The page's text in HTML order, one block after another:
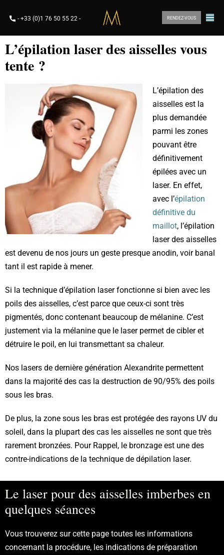
- +33 (0)1 76 50 55 22 - RENDEZ-VOUS
L’épilation laser des aisselles vous
tente ?
L’épilation des
aisselles est la
plus demandée
parmi les zones
pouvant être
définitivement
épilées avec un
laser. En effet,
avec l’épilation
définitive du
maillot, l’épilation
laser des aisselles
est devenu de nos jours un geste presque anodin, voir banal
tant il est rapide à mener.
Si la technique d’épilation laser fonctionne si bien avec les
poils des aisselles, c’est parce que ceux-ci sont très
pigmentés, donc contenant beaucoup de mélanine. C’est
justement via la mélanine que le laser permet de cibler et
détruire le poil, en lui transmettant sa chaleur.
Nos lasers de dernière génération Alexandrite permettent
dans la majorité des cas la destruction de 90/95% des poils
sous les bras.
De plus, la zone sous les bras est protégée des rayons UV du
soleil, dans la plupart des cas les aisselles ne sont que très
rarement bronzées. Pour Rappel, le bronzage est une des
contre-indications de la technique de dépilation laser.
Le laser pour des aisselles imberbes en
quelques séances
Vous trouverez sur cette page toutes les informations
concernant la procédure, les indications de préparation